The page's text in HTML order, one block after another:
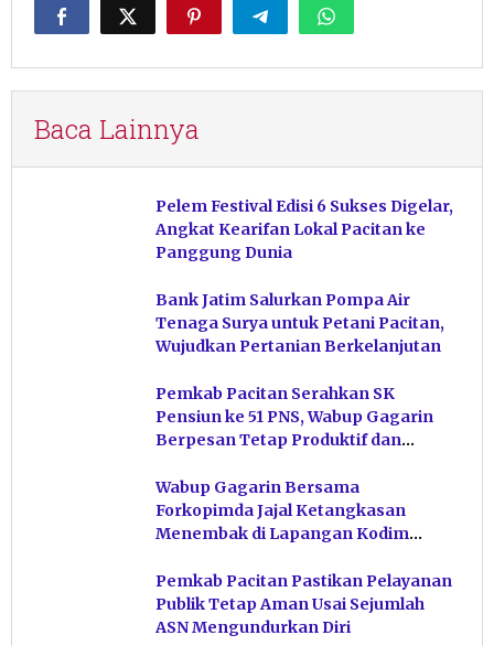
Baca Lainnya
Pelem Festival Edisi 6 Sukses Digelar,
Angkat Kearifan Lokal Pacitan ke
Panggung Dunia
Bank Jatim Salurkan Pompa Air
Tenaga Surya untuk Petani Pacitan,
Wujudkan Pertanian Berkelanjutan
Pemkab Pacitan Serahkan SK
Pensiun ke 51 PNS, Wabup Gagarin
Berpesan Tetap Produktif dan
Wabup Gagarin Bersama
Forkopimda Jajal Ketangkasan
Menembak di Lapangan Kodim
Pemkab Pacitan Pastikan Pelayanan
Publik Tetap Aman Usai Sejumlah
ASN Mengundurkan Diri